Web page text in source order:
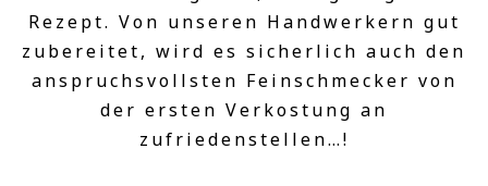
Rezept. Von unseren Handwerkern gut
zubereitet, wird es sicherlich auch den
anspruchsvollsten Feinschmecker von
der ersten Verkostung an
zufriedenstellen…!